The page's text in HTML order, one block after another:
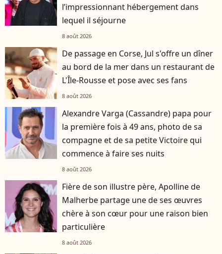
l’impressionnant hébergement dans
lequel il séjourne
8 août 2026
De passage en Corse, Jul s'offre un dîner
au bord de la mer dans un restaurant de
L'Île-Rousse et pose avec ses fans
8 août 2026
Alexandre Varga (Cassandre) papa pour
la première fois à 49 ans, photo de sa
compagne et de sa petite Victoire qui
commence à faire ses nuits
8 août 2026
Fière de son illustre père, Apolline de
Malherbe partage une de ses œuvres
chère à son cœur pour une raison bien
particulière
8 août 2026